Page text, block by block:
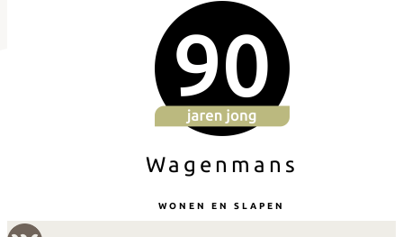
Wagenmans
WONEN EN SLAPEN